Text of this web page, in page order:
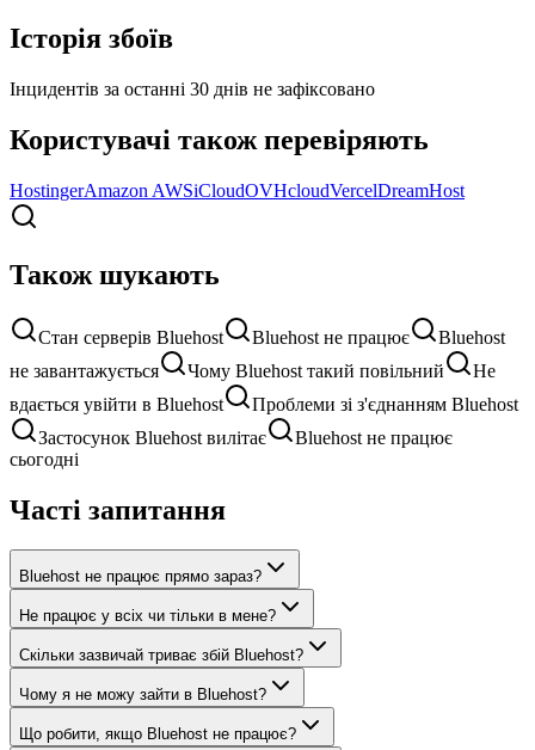
Історія збоїв
Інцидентів за останні 30 днів не зафіксовано
Користувачі також перевіряють
HostingerAmazon AWSiCloudOVHcloudVercelDreamHost
Також шукають
Стан серверів Bluehost Bluehost не працює
Bluehost
не завантажується
Чому Bluehost такий повільний
Не
вдається увійти в Bluehost
Проблеми зі з'єднанням Bluehost
Застосунок Bluehost вилітає
Bluehost не працює
сьогодні
Часті запитання
Bluehost не працює прямо зараз?
Не працює у всіх чи тільки в мене?
Скільки зазвичай триває збій Bluehost?
Чому я не можу зайти в Bluehost?
Що робити, якщо Bluehost не працює?